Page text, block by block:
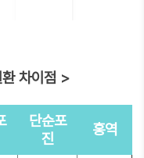
차이점 >
단순포
진
홍역